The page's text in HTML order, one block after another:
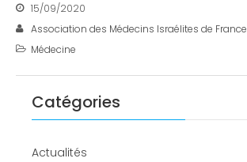
15/09/2020
Association des Médecins Israélites de France
Médecine
Catégories
Actualités